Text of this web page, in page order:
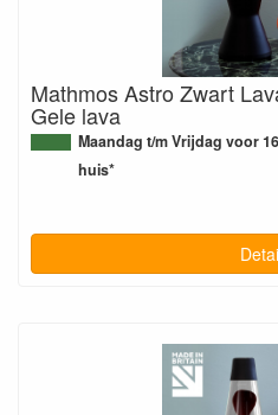
Mathmos Astro Zwart
Gele lava
Maandag t/m Vrijdag voor
huis*